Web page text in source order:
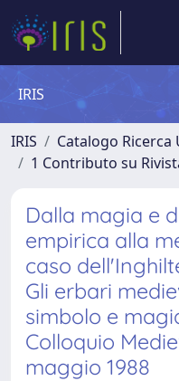
IRIS
IRIS
Catalogo Ricerca
1 Contributo su
Dalla magia e
empirica alla
caso
Gli erbari
simbolo e
Colloquio
maggio 1988